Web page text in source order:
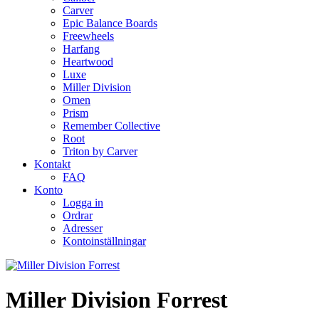
Carver
Epic Balance Boards
Freewheels
Harfang
Heartwood
Luxe
Miller Division
Omen
Prism
Remember Collective
Root
Triton by Carver
Kontakt
FAQ
Konto
Logga in
Ordrar
Adresser
Kontoinställningar
Miller Division Forrest